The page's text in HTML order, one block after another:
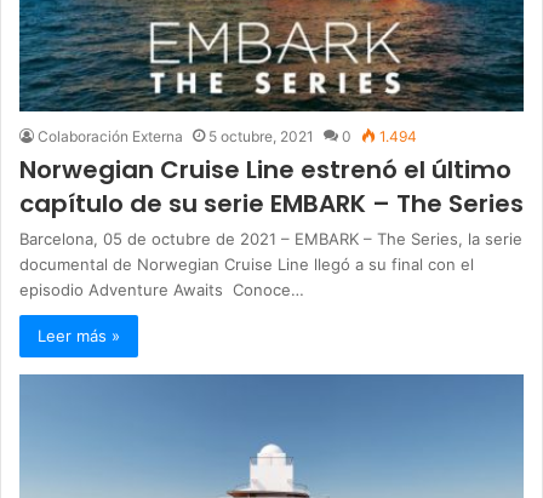
Colaboración Externa 5 octubre, 2021 0 1.494
Norwegian Cruise Line estrenó el último
capítulo de su serie EMBARK – The Series
Barcelona, 05 de octubre de 2021 – EMBARK – The Series, la serie
documental de Norwegian Cruise Line llegó a su final con el
episodio Adventure Awaits Conoce…
Leer más »